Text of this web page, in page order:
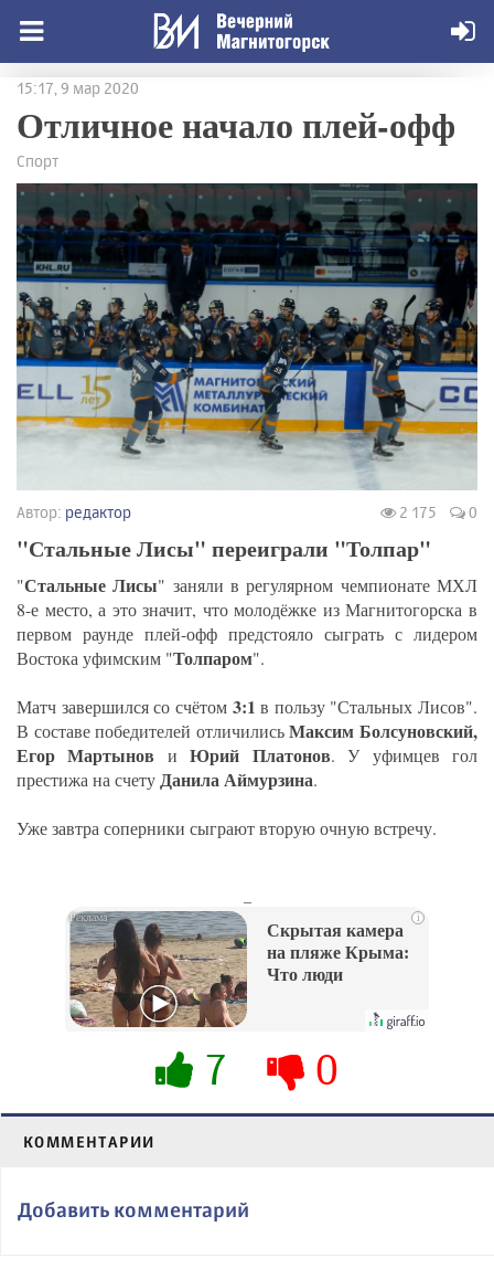
15:17, 9 мар 2020
Отличное начало плей-офф
Спорт
Автор: редактор 2 175 0
"Стальные Лисы" переиграли "Толпар"
"Стальные Лисы" заняли в регулярном чемпионате МХЛ
8-е место, а это значит, что молодёжке из Магнитогорска в
первом раунде плей-офф предстояло сыграть с лидером
Востока уфимским "Толпаром".
Матч завершился со счётом3:1 в пользу "Стальных Лисов".
В составе победителей отличилисьМаксим Болсуновский,
Егор Мартынов иЮрий Платонов. У уфимцев гол
престижа на счетуДанила Аймурзина.
Уже завтра соперники сыграют вторую очную встречу.
i
Скрытая камера
на пляже Крыма:
Что люди
их не видят...
7 0
КОММЕНТАРИИ
Добавить комментарий